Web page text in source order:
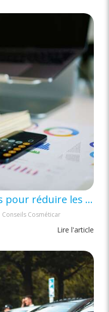
4 stratégies concrètes pour réduire les coûts cachés de votre flotte automobile
Conseils Cosméticar
Lire l'article